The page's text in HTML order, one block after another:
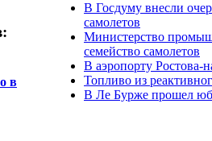
в
В Госдуму внесли
самолетов
Министерство
семейство самолетов
В аэропорту Ростова-
Топливо из
В Ле Бурже прошел